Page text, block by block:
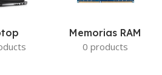
Memorias RAM
0 products